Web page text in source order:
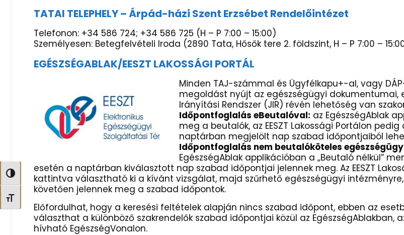
Nagy kontraszt váltása
Betűméret váltása
TATAI TELEPHELY – Árpád-házi Szent Erzsébet Rendelőintézet
Telefonon: +34 586 724; +34 586 725 (H – P 7:00 – 15:00)
Személyesen: Betegfelvételi Iroda (2890 Tata, Hősők tere 2. földszint, H – P 7:00 –
EGÉSZSÉGABLAK/EESZT LAKOSSÁGI PORTÁL
Minden TAJ-számmal és Ügyfélkapu+-al, vagy
megoldást nyújt az egészségügyi dokumentumai,
Irányítási Rendszer (JIR) révén lehetőség van
Időpontfoglalás eBeutalóval: az EgészségAblak
meg a beutalók, az EESZT Lakossági Portálon
naptárban megjelölt nap szabad időpontjaiból
Időpontfoglalás nem beutalóköteles
EgészségAblak applikációban a „Beutaló nélkül”
esetén a naptárban kiválasztott nap szabad időpontjai jelennek meg. Az EESZT
kattintva választható ki a kívánt vizsgálat, majd szűrhető egészségügyi
követően jelennek meg a szabad időpontok.
Előfordulhat, hogy a keresési feltételek alapján nincs szabad időpont, ebben az
választhat a különböző szakrendelők szabad időpontjai közül az EgészségAblakban,
hívható EgészségVonalon.